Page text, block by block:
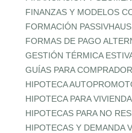
FINANZAS Y MODELOS
FORMACIÓN
FORMAS DE PAGO
GESTIÓN TÉRMICA
GUÍAS PARA
HIPOTECA
HIPOTECA PARA
HIPOTECAS PARA NO
HIPOTECAS Y DEMANDA